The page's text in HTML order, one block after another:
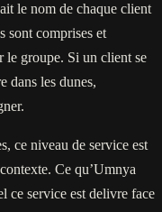
le nom de chaque client
sont comprises et
le groupe. Si un client se
dans les dunes,
ce niveau de service est
Ce qu’Umnya
ce service est delivre face